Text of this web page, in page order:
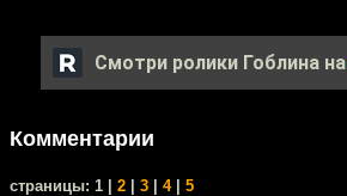
Смотри ролики Гоблина на
Комментарии
cтраницы: 1 | 2 3 4| 5